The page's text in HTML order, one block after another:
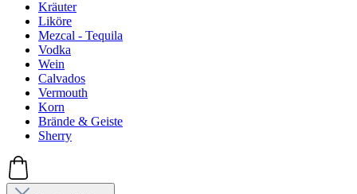
Kräuter
Liköre
Mezcal - Tequila
Vodka
Wein
Calvados
Vermouth
Korn
Brände & Geiste
Sherry